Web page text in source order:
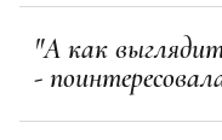
"А как
-